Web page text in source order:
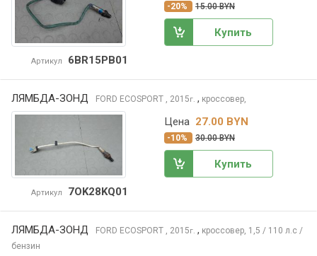
Артикул 6BR15PB01
-20% 15.00 BYN
Купить
ЛЯМБДА-ЗОНД FORD ECOSPORT , 2015г. , кроссовер,
Артикул 7OK28KQ01
Цена 27.00 BYN
-10% 30.00 BYN
Купить
ЛЯМБДА-ЗОНД FORD ECOSPORT , 2015г. , кроссовер, 1,5 / 110 л.с /
бензин